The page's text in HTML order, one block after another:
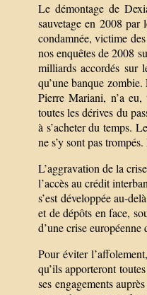
Le démontage de
sauvetage en 2008
condamnée, victime
nos enquêtes de 2008
milliards accordés sur
qu’une banque
Pierre Mariani, n’a
toutes les dérives du
à s’acheter du temps.
ne s’y sont pas
L’aggravation de la
l’accès au crédit
s’est développée au-
et de dépôts en face,
d’une crise
Pour éviter
qu’ils apporteront
ses engagements